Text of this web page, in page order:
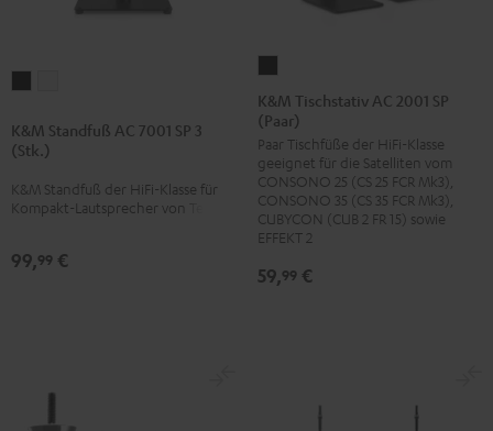
AC
7001
SP
3
Schwarz
AC
SP
3
Weiß
K&M Standfuß AC 7001 SP 3
(Stk.)
K&M Standfuß der HiFi-Klasse für
Kompakt-Lautsprecher von Teufel
99,99 €
Tischstativ
AC
2001
SP
(Paar)
Schwarz
K&M Tischstativ AC 2001 SP
(Paar)
Paar Tischfüße der HiFi-Klasse
geeignet für die Satelliten vom
CONSONO 25 (CS 25 FCR Mk3),
CONSONO 35 (CS 35 FCR Mk3),
CUBYCON (CUB 2 FR 15) sowie
EFFEKT 2
59,99 €